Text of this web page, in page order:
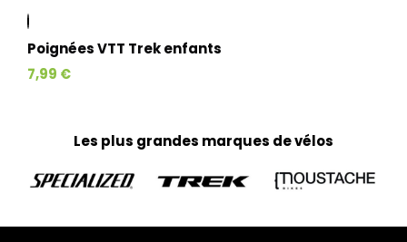
disponible), pour une livraison directement à votre domicile.
Textiles, accessoires et petits produits :
Tous vos petits articles sont préparés par notre équipe
d’expédition les week-ends et jours fériés)
Pour vos équipements lourds, nous faisons appel au
ouvrés. (Pas d’expédition les week-ends et jours fériés)
Poignées VTT Trek enfants
7,99 €
Les plus grandes marques de vélos